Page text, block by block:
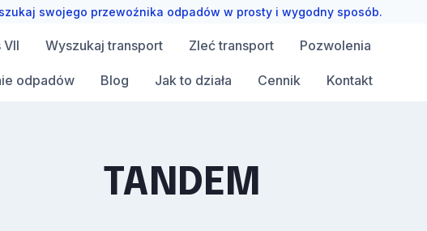
swojego przewoźnika odpadów w prosty i wygodny sposób.
Wyszukaj transport Zleć transport Pozwolenia
odpadów Blog Jak to działa Cennik Kontakt
TANDEM